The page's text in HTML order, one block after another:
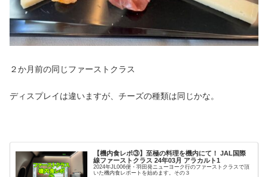
２か月前の同じファーストクラス
ディスプレイは違いますが、チーズの種類は同じかな。
【機内食レポ③】至極の料理を機内にて！ JAL国際
線ファーストクラス 24年03月 アラカルト1
2024年JL006便・羽田発ニューヨーク行のファーストクラスで頂
いた機内食レポートを始めます。その３